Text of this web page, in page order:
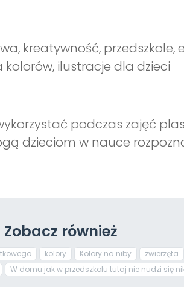
kreatywność, przedszkole,
ilustracje dla dzieci
podczas zajęć
dzieciom w nauce
Zobacz również
kolory Kolory na niby
zwierzęta
W domu jak w przedszkolu tutaj nie nudzi się